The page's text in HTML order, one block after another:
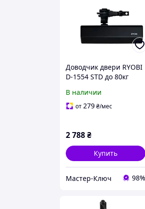
Доводчик двери RYOBI
D-1554 STD до 80кг
В наличии
от279₴/мес
2 788₴
Купить
Мастер-Ключ 98%